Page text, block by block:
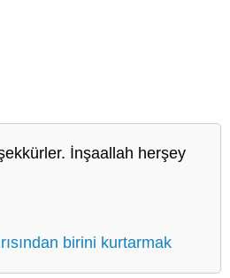
İnşaallah herşey
birini kurtarmak